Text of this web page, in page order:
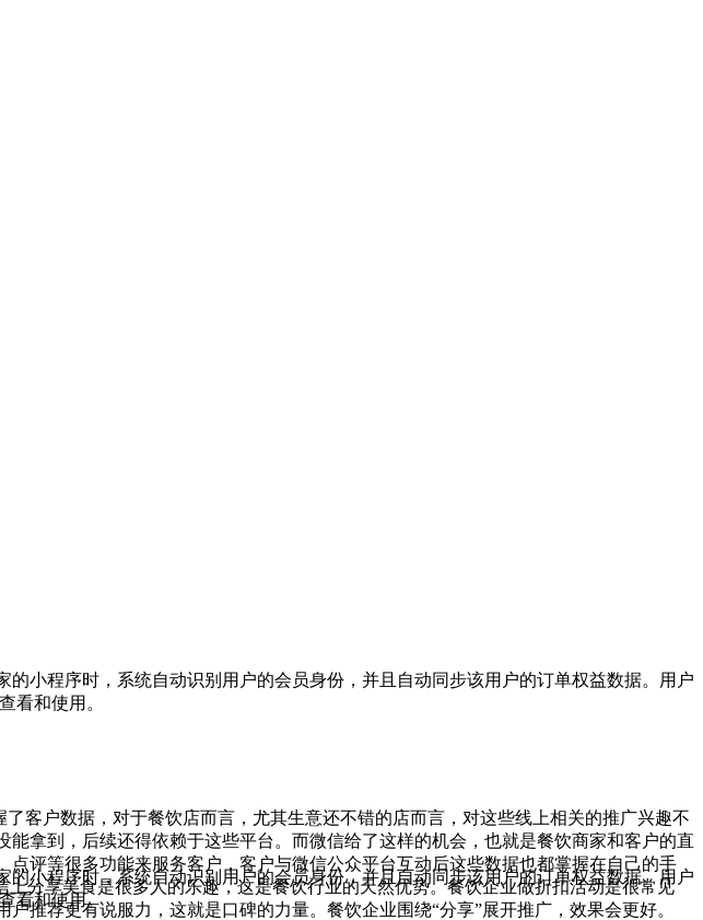
小程序时，系统自动识别用户的会员身份，并且自动同步该用户的订单权益数据。用户
看和使用。
客户数据，对于餐饮店而言，尤其生意还不错的店而言，对这些线上相关的推广兴趣不
拿到，后续还得依赖于这些平台。而微信给了这样的机会，也就是餐饮商家和客户的直
评等很多功能来服务客户，客户与微信公众平台互动后这些数据也都掌握在自己的手
分享美食是很多人的乐趣，这是餐饮行业的天然优势。餐饮企业做折扣活动是很常见
推荐更有说服力，这就是口碑的力量。餐饮企业围绕“分享”展开推广，效果会更好。
小程序时，系统自动识别用户的会员身份，并且自动同步该用户的订单权益数据。用户
看和使用。